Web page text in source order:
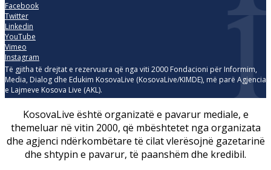
Facebook
Twitter
Linkedin
YouTube
Vimeo
Instagram
Të gjitha të drejtat e rezervuara që nga viti 2000 Fondacioni për Informim,
Media, Dialog dhe Edukim KosovaLive (KosovaLive/KIMDE), më parë Agjencia
e Lajmeve Kosova Live (AKL).
KosovaLive është organizatë e pavarur mediale, e
themeluar në vitin 2000, që mbështetet nga organizata
dhe agjenci ndërkombëtare të cilat vlerësojnë gazetarinë
dhe shtypin e pavarur, të paanshëm dhe kredibil.